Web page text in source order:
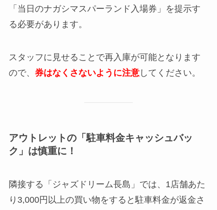
「当日のナガシマスパーランド入場券」を提示す
る必要があります。
スタッフに見せることで再入庫が可能となります
ので、 券はなくさないように注意してください。
アウトレットの「駐車料金キャッシュバッ
ク」は慎重に！
隣接する「ジャズドリーム長島」では、1店舗あた
り3,000円以上の買い物をすると駐車料金が返金さ